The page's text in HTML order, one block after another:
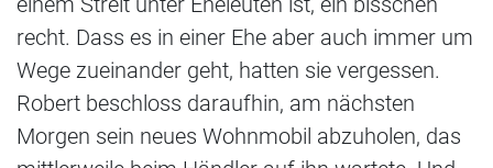
recht. Dass es in einer Ehe aber auch immer um
Wege zueinander geht, hatten sie vergessen.
Robert beschloss daraufhin, am nächsten
Morgen sein neues Wohnmobil abzuholen, das